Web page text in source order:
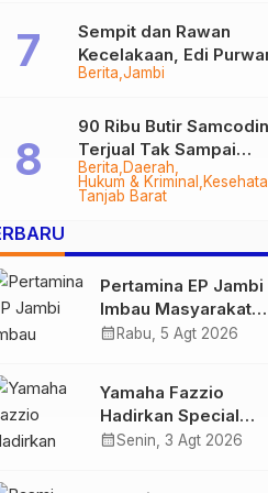
Berita Jambi
Sempit dan Rawan
Kecelakaan, Edi
Targetkan Jalan Lintas
2028
Berita Daerah
Hukum & Kriminal
Tanjab Barat
90 Ribu Butir Samcodin
Terjual Tak Sampai
Setahun, Indra Safari
Desak Audit
Pertamina EP Jambi
Imbau Masyarakat
Tidak Beraktivitas di
Bersama
calendar_month Rabu, 5 Agt 2026
Yamaha Fazzio
Hadirkan Special
Edition Sunset Blue,
calendar_monthSenin, 3 Agt 2026